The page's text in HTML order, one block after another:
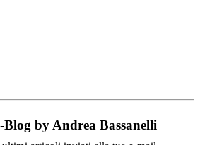
by Andrea Bassanelli